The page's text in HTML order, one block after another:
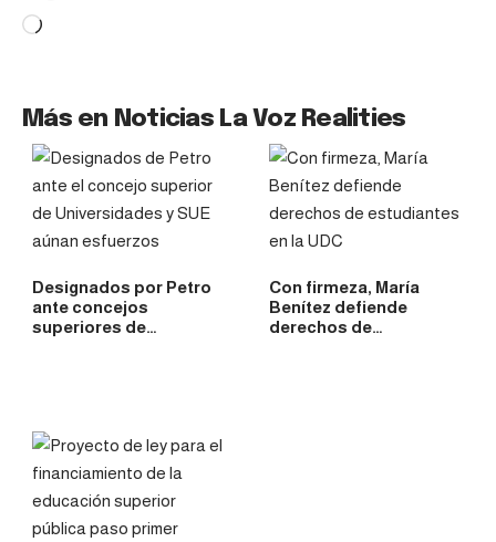
Más en Noticias La Voz Realities
Designados por Petro
ante concejos
superiores de…
Con firmeza, María
Benítez defiende
derechos de…